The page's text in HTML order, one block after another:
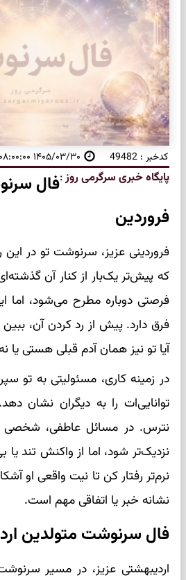
کدخبر : 49482 ۱۴۰۵/۰۳/۳۰ ۰۸:۰۰:۰۰
پایگاه خبری سرگرمی روز:فال
فروردین
فروردینی عزیز، سرنوشت تو در این
که پیش‌تر یک‌بار از کنار آن
فرصتی دوباره مطرح می‌شود، اما
فرق دارد. پیش از رد کردن آن،
آیا تو نیز همان آدم قبلی هستی یا
در زمینه کاری، مسئولیتی به تو
توانایی‌ات را به دیگران نشان
نترس. در مسائل عاطفی،
نزدیک‌تر شود، اما از واکنش تند
نرم‌تر رفتار کن تا نیت واقعی او
نشانه خبر یا اتفاقی مهم است.
فال سرنوشت متولدین
اردیبهشتی عزیز، در مسیر